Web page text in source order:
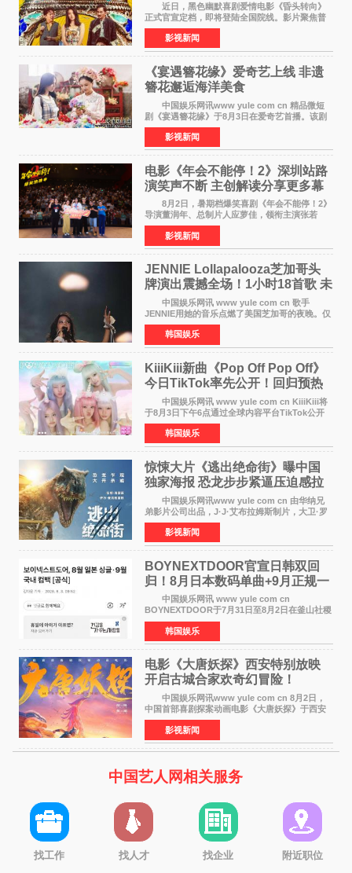
近日，黑色幽默喜剧爱情电影《昏头转向》
正式官宣定档，即将登陆全国院线。影片聚焦普
通人的荒诞生活，以戏谑诙谐的镜头语言、反转
不断的剧情，融合爆笑喜剧与细腻爱情元素，打
造出一部接地气
影视新闻
《宴遇簪花缘》爱奇艺上线 非遗
簪花邂逅海洋美食
中国娱乐网讯www yule com cn 精品微短
剧《宴遇簪花缘》于8月3日在爱奇艺首播。该剧
是泉州荣膺世界美食之都后推出的首部美食主题
文旅微短剧，实力派演员孙茜特别出演簪花非遗
传承人，她曾参演
影视新闻
电影《年会不能停！2》深圳站路
演笑声不断 主创解读分享更多幕
后创作
8月2日，暑期档爆笑喜剧《年会不能停！2》
导演董润年、总制片人应萝佳，领衔主演张若
昀、白客，主演酷酷的滕出席深圳路演，与观众
近距离趣味互动，畅聊创作细节与名场面，一路
笑声不断。影片讲
影视新闻
JENNIE Lollapalooza芝加哥头
牌演出震撼全场！1小时18首歌 未
发行新曲首度公开
中国娱乐网讯 www yule com cn 歌手
JENNIE用她的音乐点燃了美国芝加哥的夜晚。仅
需1小时，就足以证明K-pop女性solo艺人首次登
上Lollapalooza这一头衔的分量。她向世人展示
了为何自己能作为世
韩国娱乐
KiiiKiii新曲《Pop Off Pop Off》
今日TikTok率先公开！回归预热
全面启动
中国娱乐网讯 www yule com cn KiiiKiii将
于8月3日下午6点通过全球内容平台TikTok公开
将于10日发行的迷你三辑《WhyKiiiKiii》主打歌
〈Pop Off Pop Off〉的挑战视频，率先公开部分
音源和亮
韩国娱乐
惊悚大片《逃出绝命街》曝中国
独家海报 恐龙步步紧逼压迫感拉
中国娱乐网讯www yule com cn 由华纳兄
弟影片公司出品，J·J·艾布拉姆斯制片，大卫·罗
伯特·米切尔执导，好莱坞巨星安妮·海瑟薇、伊万
·麦克格雷格主演的2026年暑期惊悚恐龙大片《逃
出绝命
影视新闻
BOYNEXTDOOR官宣日韩双回
归！8月日本数码单曲+9月正规一
辑改版
中国娱乐网讯 www yule com cn
BOYNEXTDOOR于7月31日至8月2日在釜山社稷
室内体育馆举办了BOYNEXTDOOR TOUR
&lsquo;KNOCK ON Vol 2&rsquo; IN
BUSAN，与当地粉丝共度难忘时光。 在演
韩国娱乐
电影《大唐妖探》西安特别放映
开启古城合家欢奇幻冒险！
中国娱乐网讯www yule com cn 8月2日，
中国首部喜剧探案动画电影《大唐妖探》于西安
举办特别放映活动。活动面向西安市民及广大游
客开放超前观影，让一众观众率先奔赴一场新奇
欢乐的大唐探案之
影视新闻
中国艺人网相关服务
找工作 找人才 找企业 附近职位